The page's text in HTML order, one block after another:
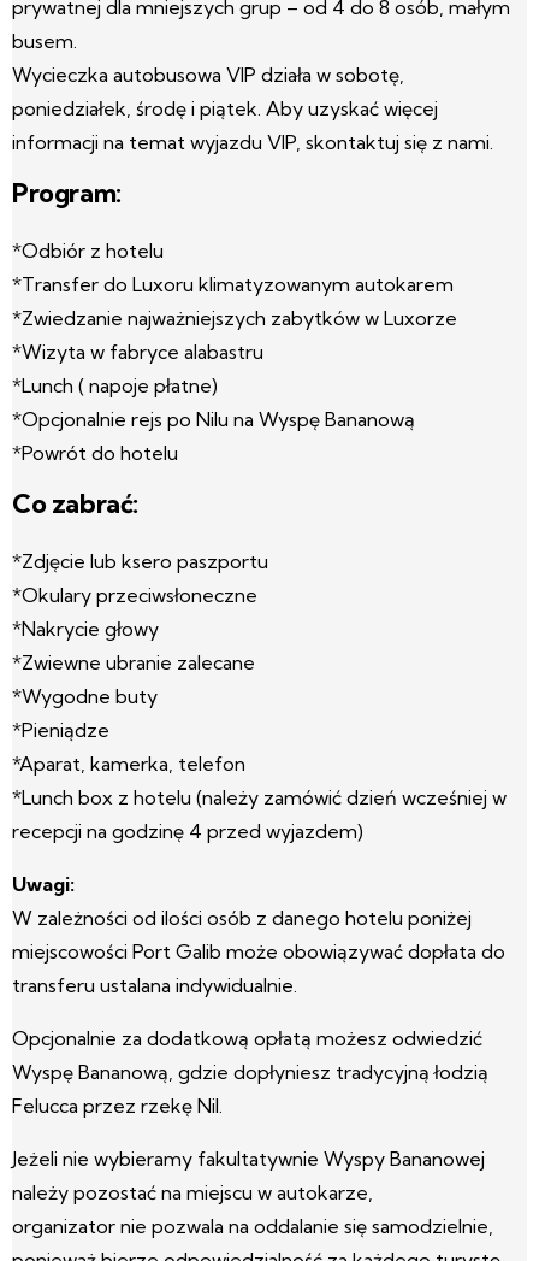
prywatnej dla mniejszych grup – od 4 do 8 osób, małym
busem.
Wycieczka autobusowa VIP działa w sobotę,
poniedziałek, środę i piątek. Aby uzyskać więcej
informacji na temat wyjazdu VIP, skontaktuj się z nami.
Program:
*Odbiór z hotelu
*Transfer do Luxoru klimatyzowanym autokarem
*Zwiedzanie najważniejszych zabytków w Luxorze
*Wizyta w fabryce alabastru
*Lunch ( napoje płatne)
*Opcjonalnie rejs po Nilu na Wyspę Bananową
*Powrót do hotelu
Co zabrać:
*Zdjęcie lub ksero paszportu
*Okulary przeciwsłoneczne
*Nakrycie głowy
*Zwiewne ubranie zalecane
*Wygodne buty
*Pieniądze
*Aparat, kamerka, telefon
*Lunch box z hotelu (należy zamówić dzień wcześniej w
recepcji na godzinę 4 przed wyjazdem)
Uwagi:
W zależności od ilości osób z danego hotelu poniżej
miejscowości Port Galib może obowiązywać dopłata do
transferu ustalana indywidualnie.
Opcjonalnie za dodatkową opłatą możesz odwiedzić
Wyspę Bananową, gdzie dopłyniesz tradycyjną łodzią
Felucca przez rzekę Nil.
Jeżeli nie wybieramy fakultatywnie Wyspy Bananowej
należy pozostać na miejscu w autokarze,
organizator nie pozwala na oddalanie się samodzielnie,